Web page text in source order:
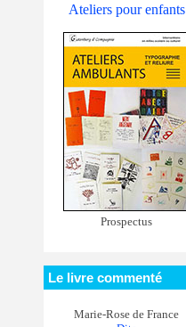
Ateliers pour enfants
Prospectus
Le livre commenté
Marie-Rose de France